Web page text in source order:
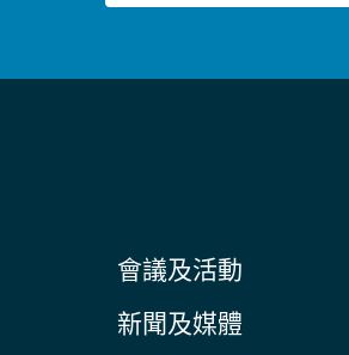
Secondary
會議及活動
新聞及媒體